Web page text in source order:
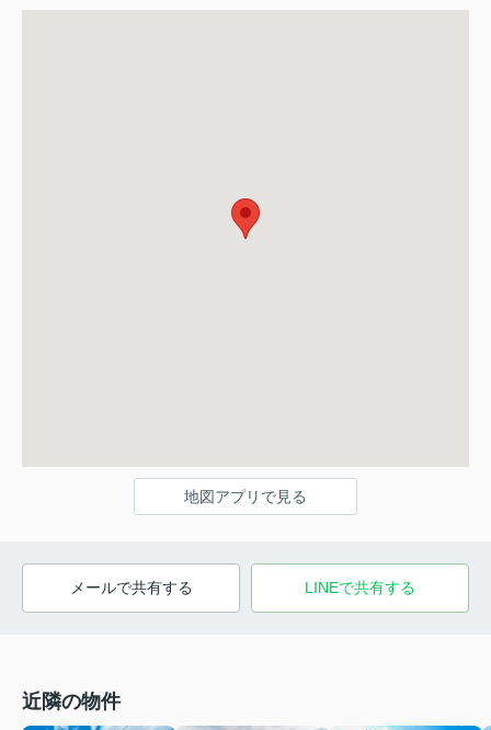
地図アプリで見る
メールで共有する LINEで共有する
近隣の物件